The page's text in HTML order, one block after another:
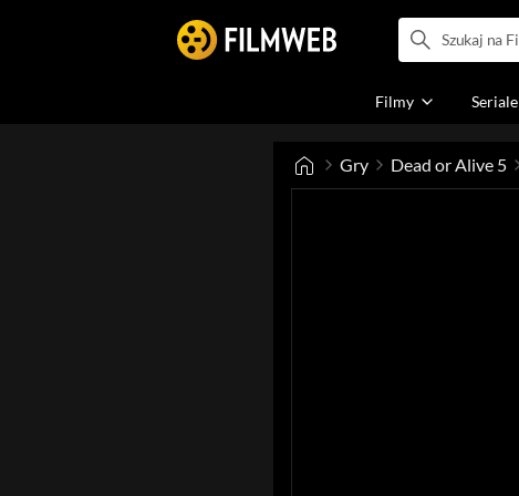
Filmy Seriale
Gry Dead or Alive 5